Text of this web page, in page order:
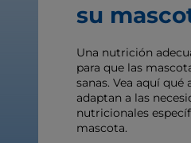
su
Una nutrición
para que las
sanas. Vea aquí qué
adaptan a las
nutricionales
mascota.